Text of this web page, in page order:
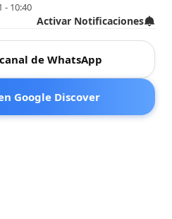
- 10:40
Activar Notificaciones
de WhatsApp
Google Discover